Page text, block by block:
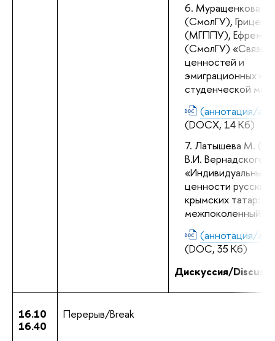
Муращенкова Н.
(СмолГУ),
(МГППУ),
(СмолГУ) «Связь
ценностей и
эмиграционных
студенческой
(аннотация/
(DOCX, 14 Кб)
Латышева М.
В.И. Вернадского)
«Индивидуальные
ценности русских
крымских татар:
межпоколенный
(аннотация/
(DOC, 35 Кб)
Дискуссия/
16.10
16.40
Перерыв/Break